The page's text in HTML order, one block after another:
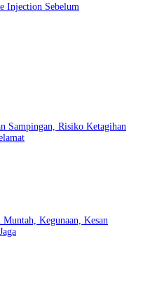
Injection Sebelum
Sampingan, Risiko Ketagihan
Kegunaan, Kesan